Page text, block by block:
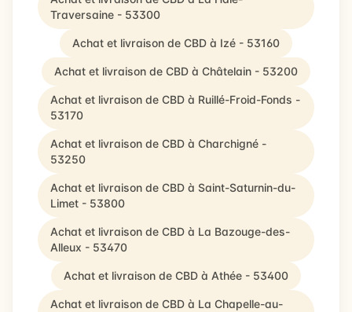
Traversaine - 53300
Achat et livraison de CBD à Izé - 53160
Achat et livraison de CBD à Châtelain - 53200
Achat et livraison de CBD à Ruillé-Froid-Fonds -
53170
Achat et livraison de CBD à Charchigné -
53250
Achat et livraison de CBD à Saint-Saturnin-du-
Limet - 53800
Achat et livraison de CBD à La Bazouge-des-
Alleux - 53470
Achat et livraison de CBD à Athée - 53400
Achat et livraison de CBD à La Chapelle-au-